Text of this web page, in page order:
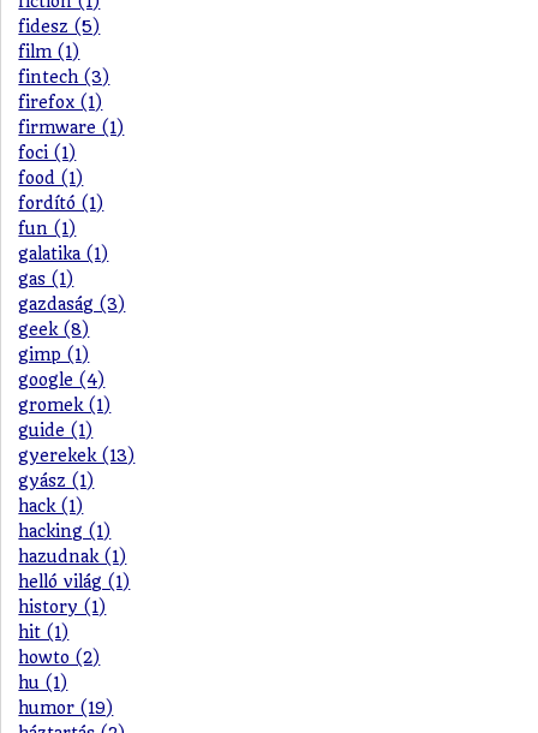
fidesz (5)
film (1)
fintech (3)
firefox (1)
firmware (1)
foci (1)
food (1)
fordító (1)
fun (1)
galatika (1)
gas (1)
gazdaság (3)
geek (8)
gimp (1)
google (4)
gromek (1)
guide (1)
gyerekek (13)
gyász (1)
hack (1)
hacking (1)
hazudnak (1)
helló világ (1)
history (1)
hit (1)
howto (2)
hu (1)
humor (19)